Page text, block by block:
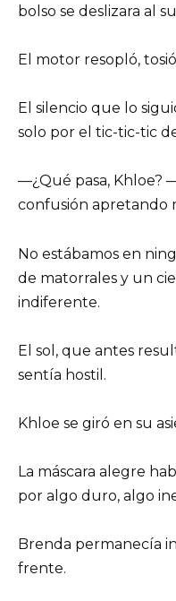
bolso se deslizara al
El motor resopló,
El silencio que lo
solo por el tic-tic-tic
—¿Qué pasa,
confusión apretando
No estábamos en
de matorrales y un
indiferente.
El sol, que antes
sentía hostil.
Khloe se giró en su
La máscara alegre
por algo duro, algo
Brenda permanecía
frente.